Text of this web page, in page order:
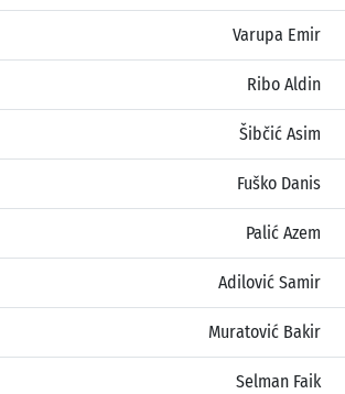
Varupa Emir
Ribo Aldin
Šibčić Asim
Fuško Danis
Palić Azem
Adilović Samir
Muratović Bakir
Selman Faik